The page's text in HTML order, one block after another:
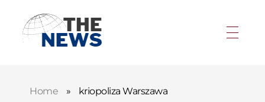
Home » kriopoliza Warszawa